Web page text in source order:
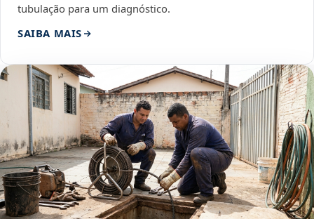
tubulação para um diagnóstico.
SAIBA MAIS